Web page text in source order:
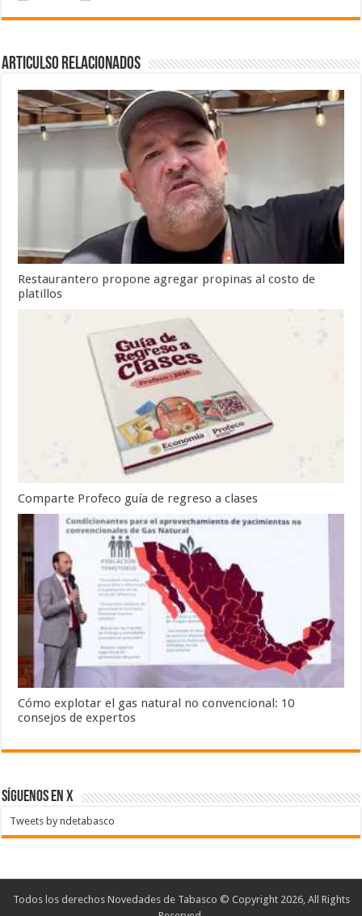
Articulso Relacionados
Restaurantero propone agregar propinas al costo de
platillos
Comparte Profeco guía de regreso a clases
Cómo explotar el gas natural no convencional: 10
consejos de expertos
SÍGUENOS EN X
Tweets by ndetabasco
Todos los derechos Novedades de Tabasco © Copyright 2026, All Rights